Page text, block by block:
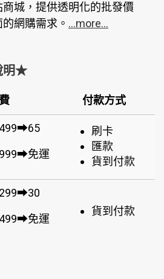
城，提供透明化的批發價
網購需求。 ...more...
明★
付款方式
免運
刷卡
匯款
貨到付款
免運
貨到付款